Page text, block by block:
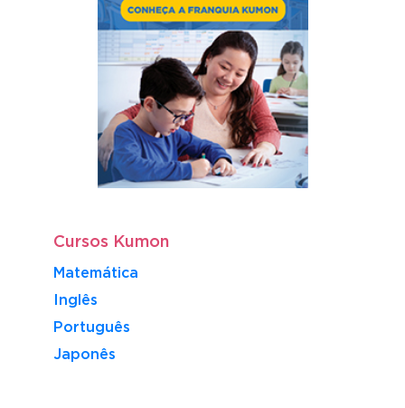
Cursos Kumon
Matemática
Inglês
Português
​Japonês